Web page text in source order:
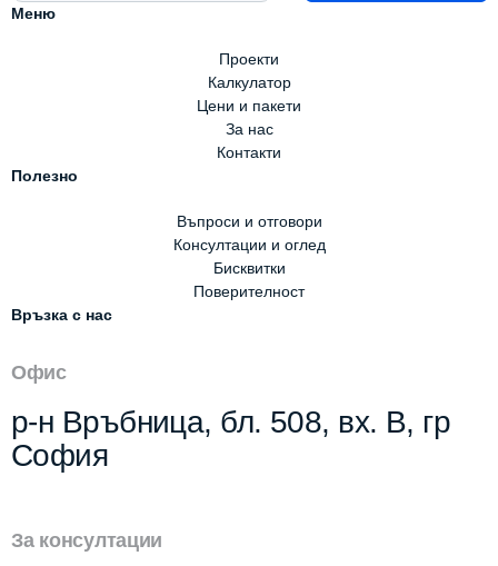
Меню
Проекти
Калкулатор
Цени и пакети
За нас
Контакти
Полезно
Въпроси и отговори
Консултации и оглед
Бисквитки
Поверителност
Връзка с нас
Офис
р-н Връбница, бл. 508, вх. В, гр
София
За консултации